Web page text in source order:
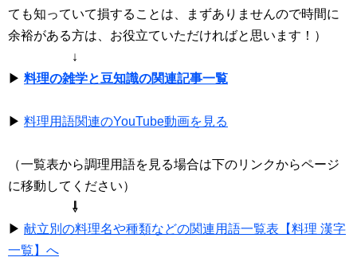
ても知っていて損することは、まずありませんので時間に
余裕がある方は、お役立ていただければと思います！）
↓
▶ 料理の雑学と豆知識の関連記事一覧
▶ 料理用語関連のYouTube動画を見る
（一覧表から調理用語を見る場合は下のリンクからページ
に移動してください）
⇩
▶ 献立別の料理名や種類などの関連用語一覧表【料理 漢字
一覧】へ